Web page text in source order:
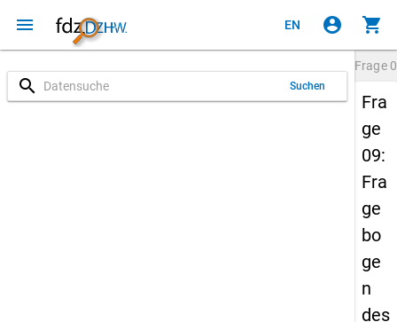
menu EN account_circle shopping_cart
search Suchen
Frage
Fra
ge
09:
Fra
ge
bo
ge
n
des